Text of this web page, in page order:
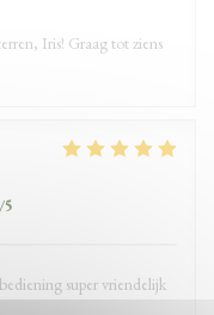
Iris! Graag tot ziens
/5
super vriendelijk